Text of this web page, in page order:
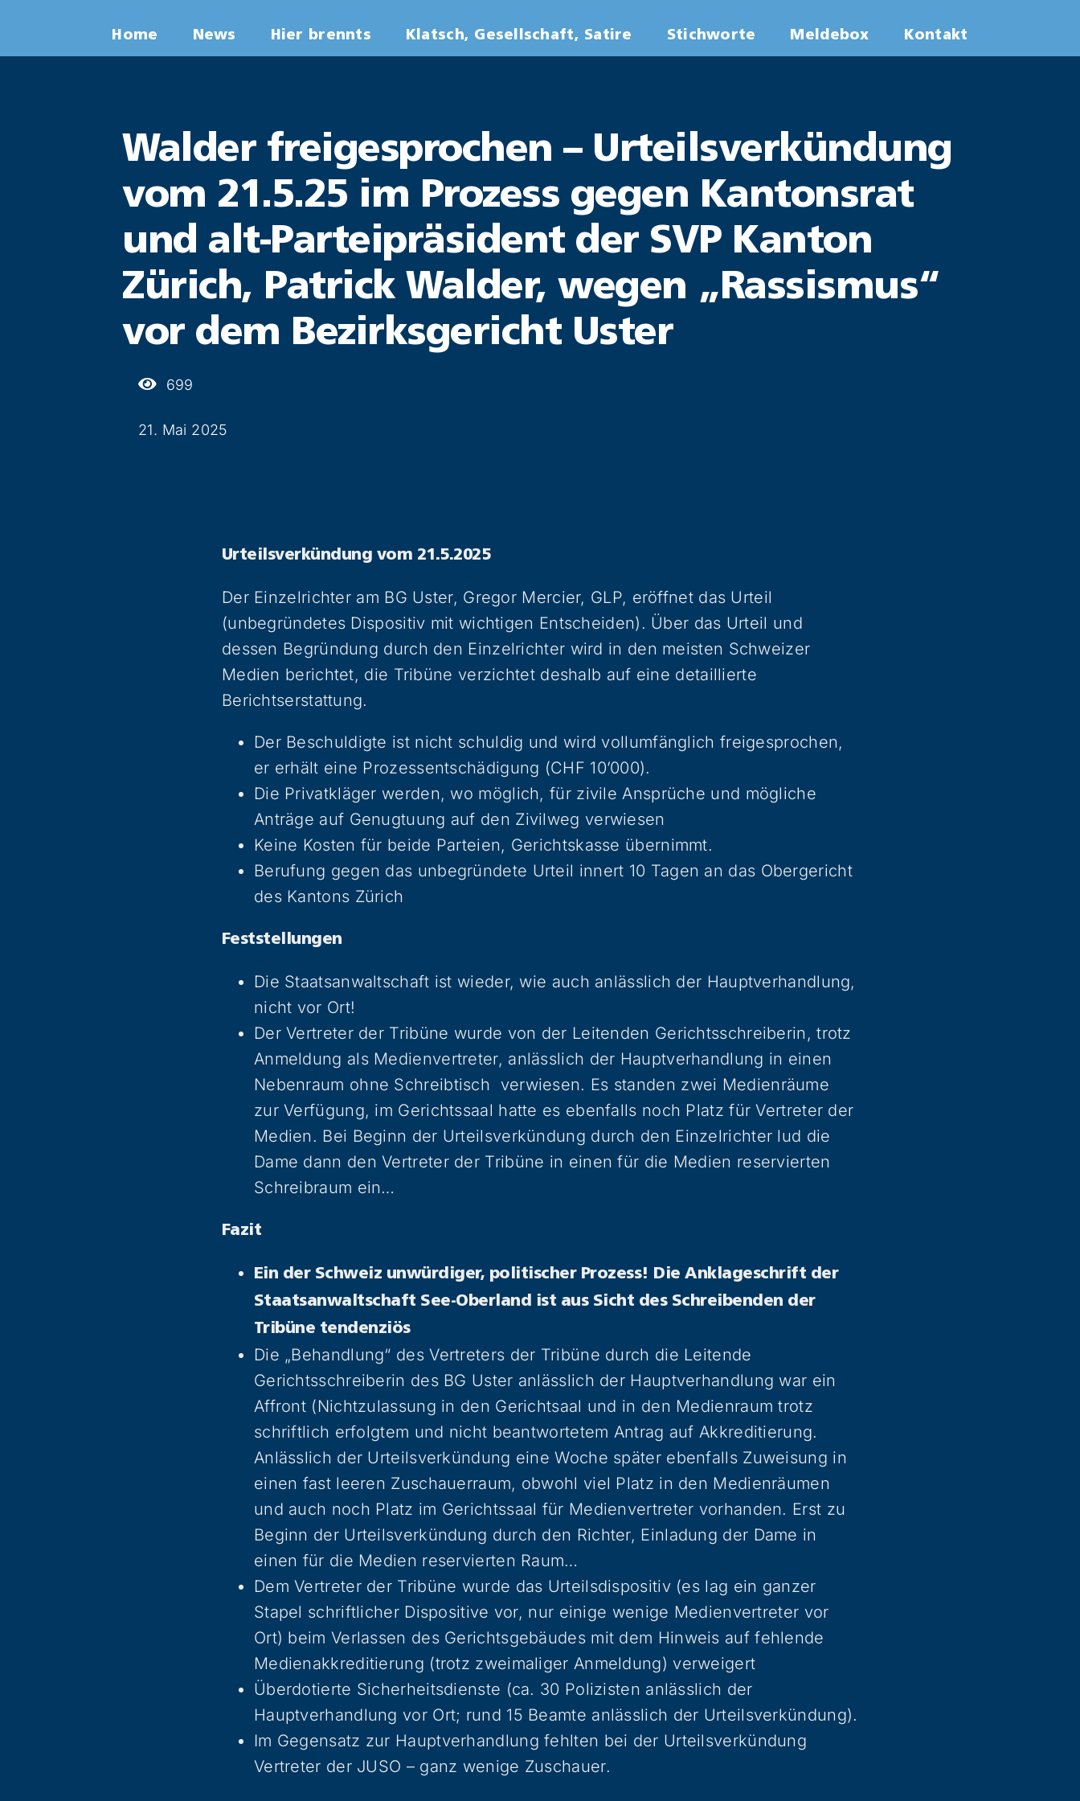
Inhalt
Home News Hier brennts Klatsch, Gesellschaft, Satire Stichworte Meldebox Kontakt
Walder freigesprochen – Urteilsverkündung
vom 21.5.25 im Prozess gegen Kantonsrat
und alt-Parteipräsident der SVP Kanton
Zürich, Patrick Walder, wegen „Rassismus“
vor dem Bezirksgericht Uster
699
21. Mai 2025
Urteilsverkündung vom 21.5.2025
Der Einzelrichter am BG Uster, Gregor Mercier, GLP, eröffnet das Urteil
(unbegründetes Dispositiv mit wichtigen Entscheiden). Über das Urteil und
dessen Begründung durch den Einzelrichter wird in den meisten Schweizer
Medien berichtet, die Tribüne verzichtet deshalb auf eine detaillierte
Berichtserstattung.
Der Beschuldigte ist nicht schuldig und wird vollumfänglich freigesprochen,
er erhält eine Prozessentschädigung (CHF 10’000).
Die Privatkläger werden, wo möglich, für zivile Ansprüche und mögliche
Anträge auf Genugtuung auf den Zivilweg verwiesen
Keine Kosten für beide Parteien, Gerichtskasse übernimmt.
Berufung gegen das unbegründete Urteil innert 10 Tagen an das Obergericht
des Kantons Zürich
Feststellungen
Die Staatsanwaltschaft ist wieder, wie auch anlässlich der Hauptverhandlung,
nicht vor Ort!
Der Vertreter der Tribüne wurde von der Leitenden Gerichtsschreiberin, trotz
Anmeldung als Medienvertreter, anlässlich der Hauptverhandlung in einen
Nebenraum ohne Schreibtisch verwiesen. Es standen zwei Medienräume
zur Verfügung, im Gerichtssaal hatte es ebenfalls noch Platz für Vertreter der
Medien. Bei Beginn der Urteilsverkündung durch den Einzelrichter lud die
Dame dann den Vertreter der Tribüne in einen für die Medien reservierten
Schreibraum ein…
Fazit
Ein der Schweiz unwürdiger, politischer Prozess! Die Anklageschrift der
Staatsanwaltschaft See-Oberland ist aus Sicht des Schreibenden der
Tribüne tendenziös
Die „Behandlung“ des Vertreters der Tribüne durch die Leitende
Gerichtsschreiberin des BG Uster anlässlich der Hauptverhandlung war ein
Affront (Nichtzulassung in den Gerichtsaal und in den Medienraum trotz
schriftlich erfolgtem und nicht beantwortetem Antrag auf Akkreditierung.
Anlässlich der Urteilsverkündung eine Woche später ebenfalls Zuweisung in
einen fast leeren Zuschauerraum, obwohl viel Platz in den Medienräumen
und auch noch Platz im Gerichtssaal für Medienvertreter vorhanden. Erst zu
Beginn der Urteilsverkündung durch den Richter, Einladung der Dame in
einen für die Medien reservierten Raum…
Dem Vertreter der Tribüne wurde das Urteilsdispositiv (es lag ein ganzer
Stapel schriftlicher Dispositive vor, nur einige wenige Medienvertreter vor
Ort) beim Verlassen des Gerichtsgebäudes mit dem Hinweis auf fehlende
Medienakkreditierung (trotz zweimaliger Anmeldung) verweigert
Überdotierte Sicherheitsdienste (ca. 30 Polizisten anlässlich der
Hauptverhandlung vor Ort; rund 15 Beamte anlässlich der Urteilsverkündung).
Im Gegensatz zur Hauptverhandlung fehlten bei der Urteilsverkündung
Vertreter der JUSO – ganz wenige Zuschauer.